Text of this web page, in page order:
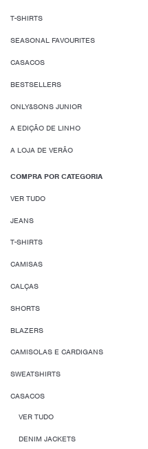
T-SHIRTS
SEASONAL FAVOURITES
CASACOS
BESTSELLERS
ONLY&SONS JUNIOR
A EDIÇÃO DE LINHO
A LOJA DE VERÃO
COMPRA POR CATEGORIA
VER TUDO
JEANS
T-SHIRTS
CAMISAS
CALÇAS
SHORTS
BLAZERS
CAMISOLAS E CARDIGANS
SWEATSHIRTS
CASACOS
VER TUDO
DENIM JACKETS